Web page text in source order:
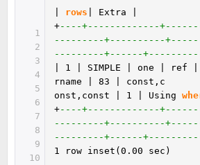
1
2
3
4
5
6
7
8
9
10
rows | Extra |
+----+-------------
---------+----------
---------+------
| 1 | SIMPLE | one | ref |
rname | 83 | const,c
onst,const | 1 | Using
+----+-------------
---------+----------
---------+------
1 row inset(0.00 sec)